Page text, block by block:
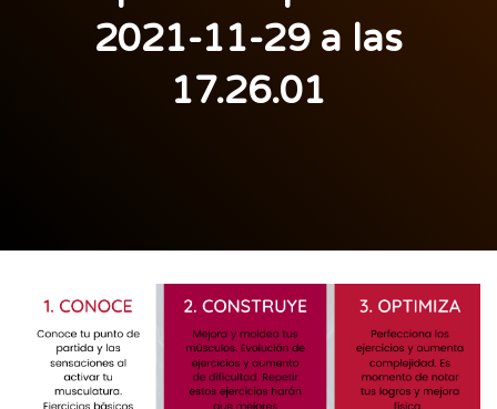
2021-11-29 a las
17.26.01